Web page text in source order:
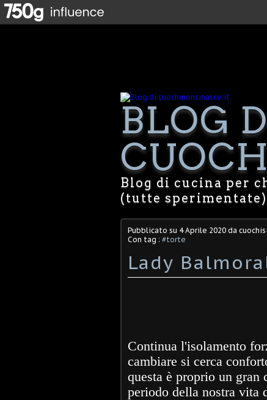
BLOG
Blog di cucina per
(tutte
Pubblicato su 4 Aprile 2020 da
Con tag : #torte
Lady
Continua l'isolamento
cambiare si cerca
questa è proprio un gran
periodo della nostra vita